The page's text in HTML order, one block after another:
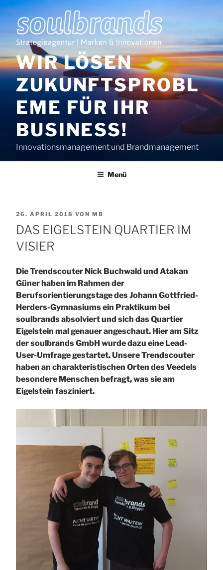
Zum
Inhalt
springen
WIR LÖSEN
ZUKUNFTSPROBL
EME FÜR IHR
BUSINESS!
Innovationsmanagement und Brandmanagement
Menü
VERÖFFENTLICHT
AM
26. APRIL 2018 VON MB
DAS EIGELSTEIN QUARTIER IM
VISIER
Die Trendscouter Nick Buchwald und Atakan
Güner haben im Rahmen der
Berufsorientierungstage des Johann Gottfried-
Herders-Gymnasiums ein Praktikum bei
soulbrands absolviert und sich das Quartier
Eigelstein mal genauer angeschaut. Hier am Sitz
der soulbrands GmbH wurde dazu eine Lead-
User-Umfrage gestartet. Unsere Trendscouter
haben an charakteristischen Orten des Veedels
besondere Menschen befragt, was sie am
Eigelstein fasziniert.